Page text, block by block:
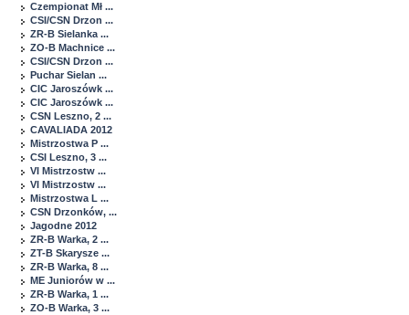
Czempionat Mł ...
CSI/CSN Drzon ...
ZR-B Sielanka ...
ZO-B Machnice ...
CSI/CSN Drzon ...
Puchar Sielan ...
CIC Jaroszówk ...
CIC Jaroszówk ...
CSN Leszno, 2 ...
CAVALIADA 2012
Mistrzostwa P ...
CSI Leszno, 3 ...
VI Mistrzostw ...
VI Mistrzostw ...
Mistrzostwa L ...
CSN Drzonków, ...
Jagodne 2012
ZR-B Warka, 2 ...
ZT-B Skarysze ...
ZR-B Warka, 8 ...
ME Juniorów w ...
ZR-B Warka, 1 ...
ZO-B Warka, 3 ...